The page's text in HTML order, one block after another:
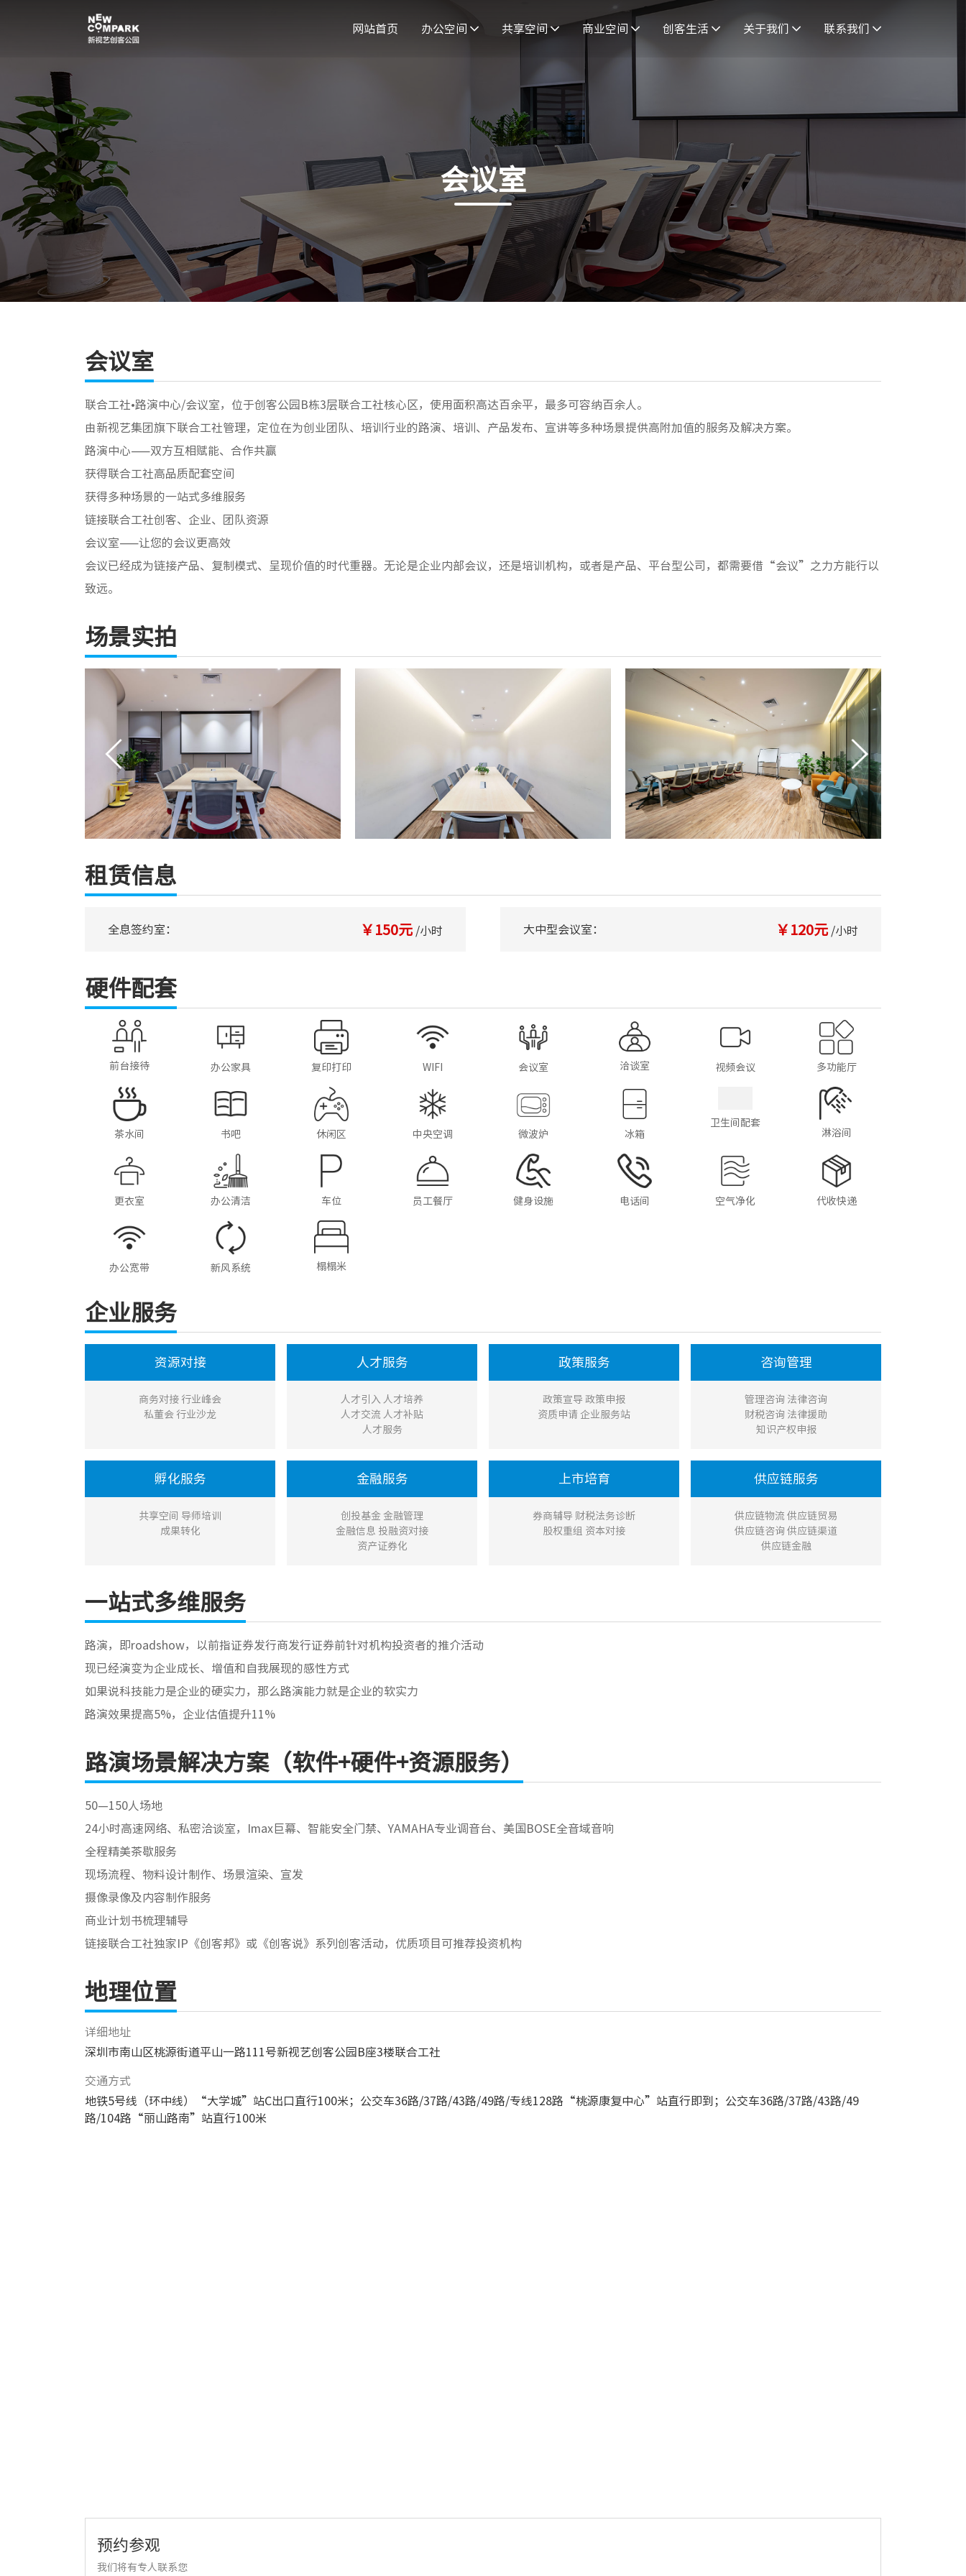
网站首页 办公空间 共享空间 商业空间 创客生活 关于我们 联系我们
会议室
会议室
联合工社•路演中心/会议室，位于创客公园B栋3层联合工社核心区，使用面积高达百余平，最多可容纳百余人。
由新视艺集团旗下联合工社管理，定位在为创业团队、培训行业的路演、培训、产品发布、宣讲等多种场景提供高附加值的服务及解决方案。
路演中心——双方互相赋能、合作共赢
获得联合工社高品质配套空间
获得多种场景的一站式多维服务
链接联合工社创客、企业、团队资源
会议室——让您的会议更高效
会议已经成为链接产品、复制模式、呈现价值的时代重器。无论是企业内部会议，还是培训机构，或者是产品、平台型公司，都需要借“会议”之力方能行以
致远。
场景实拍
租赁信息
全息签约室： ￥150元 /小时 大中型会议室： ￥120元 /小时
硬件配套
前台接待 办公家具 复印打印 WIFI 会议室 洽谈室 视频会议 多功能厅
茶水间 书吧 休闲区 中央空调 微波炉 冰箱
卫生间配套
淋浴间
更衣室 办公清洁 车位 员工餐厅 健身设施 电话间 空气净化 代收快递
办公宽带 新风系统 榻榻米
企业服务
资源对接
商务对接 行业峰会
私董会 行业沙龙
人才服务
人才引入 人才培养
人才交流 人才补贴
人才服务
政策服务
政策宣导 政策申报
资质申请 企业服务站
咨询管理
管理咨询 法律咨询
财税咨询 法律援助
知识产权申报
孵化服务
共享空间 导师培训
成果转化
金融服务
创投基金 金融管理
金融信息 投融资对接
资产证券化
上市培育
券商辅导 财税法务诊断
股权重组 资本对接
供应链服务
供应链物流 供应链贸易
供应链咨询 供应链渠道
供应链金融
一站式多维服务
路演，即roadshow，以前指证券发行商发行证券前针对机构投资者的推介活动
现已经演变为企业成长、增值和自我展现的感性方式
如果说科技能力是企业的硬实力，那么路演能力就是企业的软实力
路演效果提高5%，企业估值提升11%
路演场景解决方案（软件+硬件+资源服务）
50—150人场地
24小时高速网络、私密洽谈室，Imax巨幕、智能安全门禁、YAMAHA专业调音台、美国BOSE全音域音响
全程精美茶歇服务
现场流程、物料设计制作、场景渲染、宣发
摄像录像及内容制作服务
商业计划书梳理辅导
链接联合工社独家IP《创客邦》或《创客说》系列创客活动，优质项目可推荐投资机构
地理位置
详细地址
深圳市南山区桃源街道平山一路111号新视艺创客公园B座3楼联合工社
交通方式
地铁5号线（环中线）“大学城”站C出口直行100米；公交车36路/37路/43路/49路/专线128路“桃源康复中心”站直行即到；公交车36路/37路/43路/49
路/104路“丽山路南”站直行100米
预约参观
我们将有专人联系您